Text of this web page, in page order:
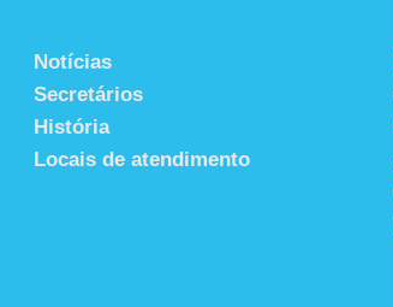
Notícias
Secretários
História
Locais de atendimento